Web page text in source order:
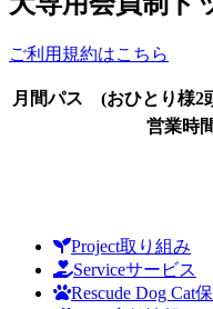
ご利用規約はこちら
月間パス (おひとり様2
営業時
Project取り組み
Serviceサービス
Rescude Dog Cat